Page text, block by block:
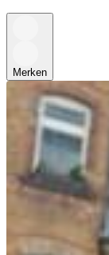
Merken